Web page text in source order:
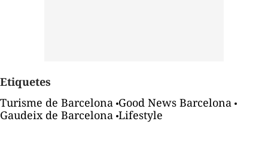
Etiquetes
Turisme de Barcelona Good News Barcelona
Gaudeix de Barcelona Lifestyle